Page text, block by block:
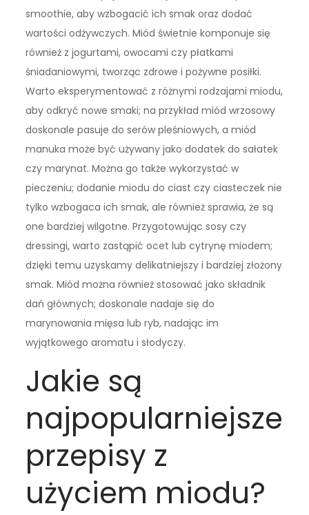
smoothie, aby wzbogacić ich smak oraz dodać
wartości odżywczych. Miód świetnie komponuje się
również z jogurtami, owocami czy płatkami
śniadaniowymi, tworząc zdrowe i pożywne posiłki.
Warto eksperymentować z różnymi rodzajami miodu,
aby odkryć nowe smaki; na przykład miód wrzosowy
doskonale pasuje do serów pleśniowych, a miód
manuka może być używany jako dodatek do sałatek
czy marynat. Można go także wykorzystać w
pieczeniu; dodanie miodu do ciast czy ciasteczek nie
tylko wzbogaca ich smak, ale również sprawia, że są
one bardziej wilgotne. Przygotowując sosy czy
dressingi, warto zastąpić ocet lub cytrynę miodem;
dzięki temu uzyskamy delikatniejszy i bardziej złożony
smak. Miód można również stosować jako składnik
dań głównych; doskonale nadaje się do
marynowania mięsa lub ryb, nadając im
wyjątkowego aromatu i słodyczy.
Jakie są
najpopularniejsze
przepisy z
użyciem miodu?